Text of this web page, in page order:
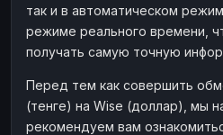
так и в автоматическом
режиме реального времени,
получать самую точную
Перед тем как совершить
(тенге) на Wise (доллар), мы
рекомендуем вам